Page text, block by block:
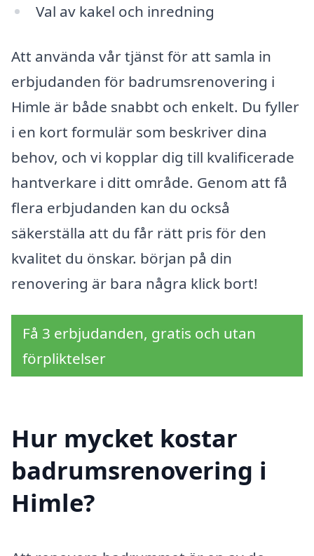
Val av kakel och inredning
Att använda vår tjänst för att samla in
erbjudanden för badrumsrenovering i
Himle är både snabbt och enkelt. Du fyller
i en kort formulär som beskriver dina
behov, och vi kopplar dig till kvalificerade
hantverkare i ditt område. Genom att få
flera erbjudanden kan du också
säkerställa att du får rätt pris för den
kvalitet du önskar. början på din
renovering är bara några klick bort!
Få 3 erbjudanden, gratis och utan
förpliktelser
Hur mycket kostar
badrumsrenovering i
Himle?